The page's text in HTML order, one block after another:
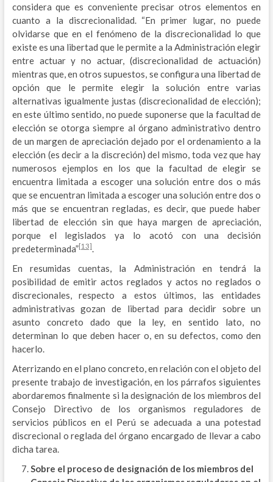
considera que es conveniente precisar otros elementos en
cuanto a la discrecionalidad. “En primer lugar, no puede
olvidarse que en el fenómeno de la discrecionalidad lo que
existe es una libertad que le permite a la Administración elegir
entre actuar y no actuar, (discrecionalidad de actuación)
mientras que, en otros supuestos, se configura una libertad de
opción que le permite elegir la solución entre varias
alternativas igualmente justas (discrecionalidad de elección);
en este último sentido, no puede suponerse que la facultad de
elección se otorga siempre al órgano administrativo dentro
de un margen de apreciación dejado por el ordenamiento a la
elección (es decir a la discreción) del mismo, toda vez que hay
numerosos ejemplos en los que la facultad de elegir se
encuentra limitada a escoger una solución entre dos o más
que se encuentran limitada a escoger una solución entre dos o
más que se encuentran regladas, es decir, que puede haber
libertad de elección sin que haya margen de apreciación,
porque el legislados ya lo acotó con una decisión
predeterminada”[13].
En resumidas cuentas, la Administración en tendrá la
posibilidad de emitir actos reglados y actos no reglados o
discrecionales, respecto a estos últimos, las entidades
administrativas gozan de libertad para decidir sobre un
asunto concreto dado que la ley, en sentido lato, no
determinan lo que deben hacer o, en su defectos, como den
hacerlo.
Aterrizando en el plano concreto, en relación con el objeto del
presente trabajo de investigación, en los párrafos siguientes
abordaremos finalmente si la designación de los miembros del
Consejo Directivo de los organismos reguladores de
servicios públicos en el Perú se adecuada a una potestad
discrecional o reglada del órgano encargado de llevar a cabo
dicha tarea.
Sobre el proceso de designación de los miembros del